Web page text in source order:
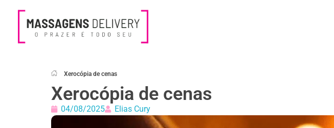
Xerocópia de cenas
Xerocópia de cenas
04/08/2025 Elias Cury